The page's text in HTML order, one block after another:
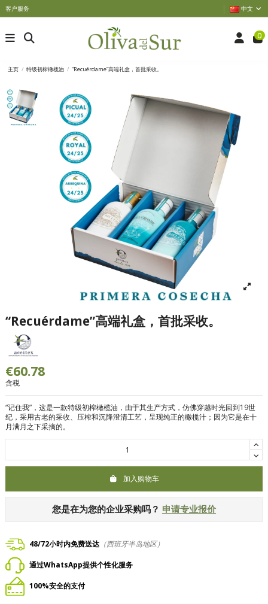
客户服务 中文
0
主页 特级初榨橄榄油 “Recuérdame”高端礼盒，首批采收。
“Recuérdame”高端礼盒，首批采收。
€60.78
含税
“记住我”，这是一款特级初榨橄榄油，由于其生产方式，仿佛穿越时光回到19世
纪，采用古老的采收、压榨和沉降澄清工艺，呈现纯正的橄榄汁；因为它是在十
月满月之下采摘的。
加入购物车
您是在为您的企业采购吗？ 申请专业报价
48/72小时内免费送达 （西班牙半岛地区）
通过WhatsApp提供个性化服务
100%安全的支付